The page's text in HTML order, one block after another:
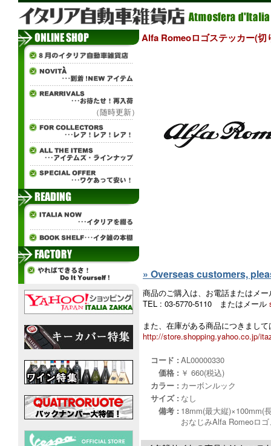
（随時更新）
Alfa Romeoロゴステッカー(切
» Overseas customers,
商品のご購入は、お電話またはメ
TEL : 03-5770-5110 またはメール
また、在庫がある商品につきまし
http://store.shopping.yahoo.co.jp/
コード : AL00000330
価格 : ￥ 660(税込)
カラー : カーボンルック
サイズ : なし
備考 : 18mm(最大縦)×100mm(
おなじみAlfa Romeoロ